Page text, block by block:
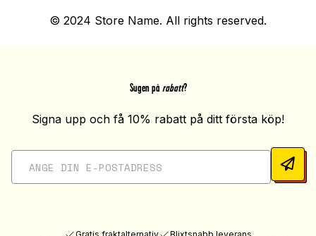
© 2024 Store Name. All rights reserved.
Sugen på rabatt?
Signa upp och få 10% rabatt på ditt första köp!